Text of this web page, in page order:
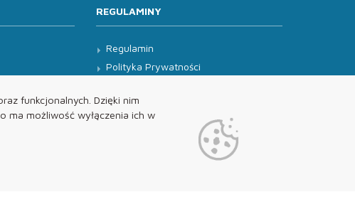
funkcjonalnych. Dzięki nim
możliwość wyłączenia ich w
REGULAMINY
Regulamin
Polityka Prywatności